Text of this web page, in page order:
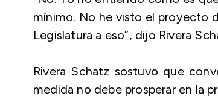
mínimo. No he visto el proyecto
Legislatura a eso”, dijo Rivera
Rivera Schatz sostuvo que
medida no debe prosperar en la